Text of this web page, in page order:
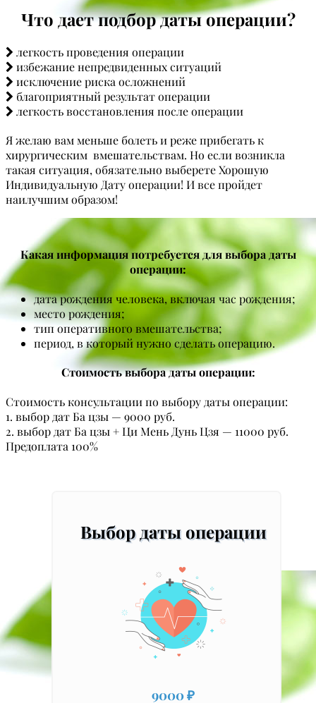
Что дает подбор даты операции?
легкость проведения операции
избежание непредвиденных ситуаций
исключение риска осложнений
благоприятный результат операции
легкость восстановления после операции
Я желаю вам меньше болеть и реже прибегать к
хирургическим вмешательствам. Но если возникла
такая ситуация, обязательно выберете Хорошую
Индивидуальную Дату операции! И все пройдет
наилучшим образом!
Какая информация потребуется для выбора даты
операции:
дата рождения человека, включая час рождения;
место рождения;
тип оперативного вмешательства;
период, в который нужно сделать операцию.
Стоимость выбора даты операции:
Стоимость консультации по выбору даты операции:
1. выбор дат Ба цзы — 9000 руб.
2. выбор дат Ба цзы + Ци Мень Дунь Цзя — 11000 руб.
Предоплата 100%
Выбор даты операции
9000 ₽